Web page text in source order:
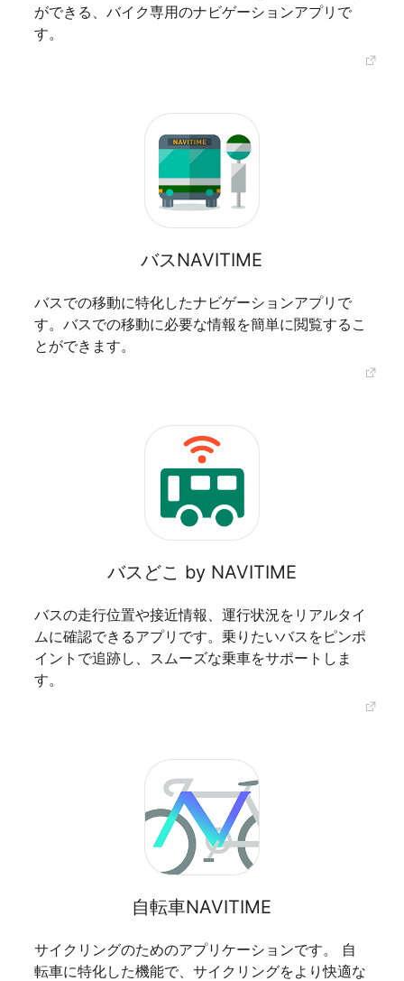
ができる、バイク専用のナビゲーションアプリで
す。
バスNAVITIME
バスでの移動に特化したナビゲーションアプリで
す。バスでの移動に必要な情報を簡単に閲覧するこ
とができます。
バスどこ by NAVITIME
バスの走行位置や接近情報、運行状況をリアルタイ
ムに確認できるアプリです。乗りたいバスをピンポ
イントで追跡し、スムーズな乗車をサポートしま
す。
自転車NAVITIME
サイクリングのためのアプリケーションです。 自
転車に特化した機能で、サイクリングをより快適な